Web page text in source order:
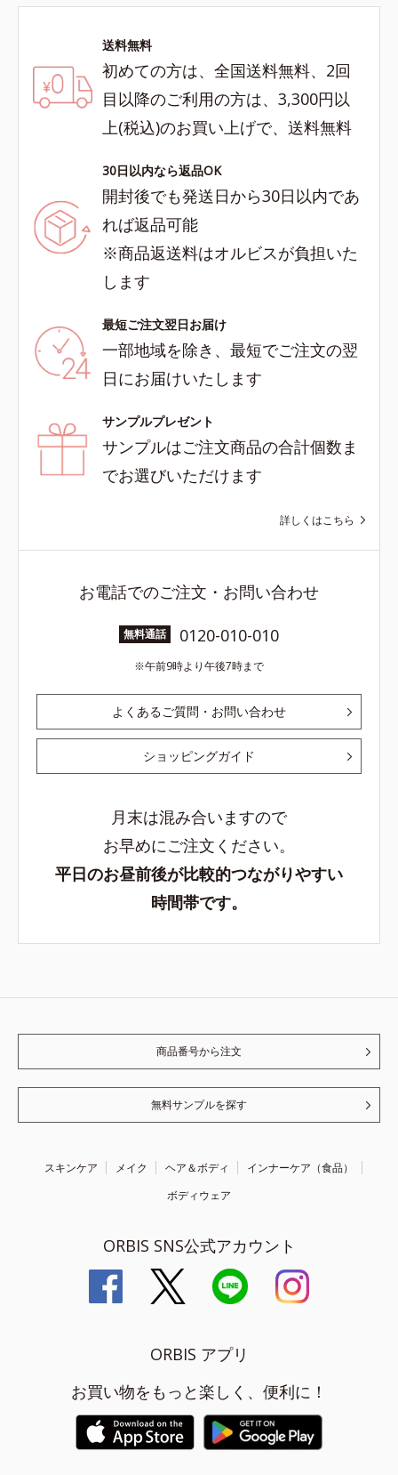
送料無料
初めての方は、全国送料無料、2回
目以降のご利用の方は、3,300円以
上(税込)のお買い上げで、送料無料
30日以内なら返品OK
開封後でも発送日から30日以内であ
れば返品可能
※商品返送料はオルビスが負担いた
します
最短ご注文翌日お届け
一部地域を除き、最短でご注文の翌
日にお届けいたします
サンプルプレゼント
サンプルはご注文商品の合計個数ま
でお選びいただけます
詳しくはこちら
お電話でのご注文・お問い合わせ
無料通話 0120-010-010
午前9時より午後7時まで
よくあるご質問・お問い合わせ
ショッピングガイド
月末は混み合いますので
お早めにご注文ください。
平日のお昼前後が比較的つながりやすい
時間帯です。
商品番号から注文
無料サンプルを探す
スキンケア メイク ヘア＆ボディ
インナーケア（食品）
ボディウェア
ORBIS SNS公式アカウント
ORBIS アプリ
お買い物をもっと楽しく、便利に！